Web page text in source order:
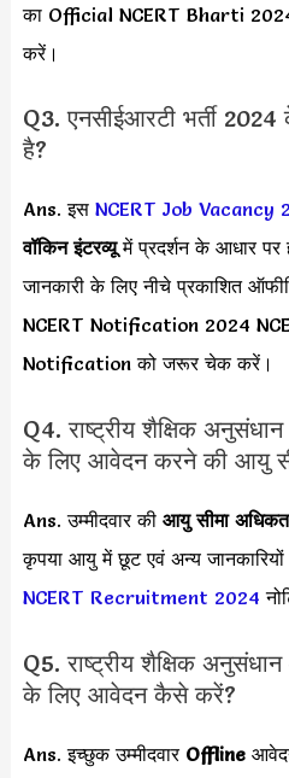
का Official NCERT Bharti
करें।
Q3. एनसीईआरटी भर्ती
है?
Ans. इस NCERT Job Vacancy
वॉकिन इंटरव्यूमें प्रदर्शन के आधार पर
जानकारी के लिए नीचे प्रकाशित
NCERT Notification 2024
Notification को जरूर चेक करें।
Q4. राष्ट्रीय शैक्षिक अनुसंधान
के लिए आवेदन करने की आयु
Ans. उम्मीदवार की आयु सीमा
कृपया आयु में छूट एवं अन्य
NCERT Recruitment 2024
Q5. राष्ट्रीय शैक्षिक अनुसंधान
के लिए आवेदन कैसे करें?
Ans. इच्छुक उम्मीदवार Offline